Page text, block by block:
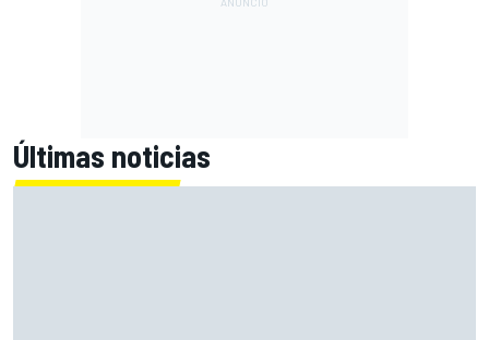
Últimas noticias